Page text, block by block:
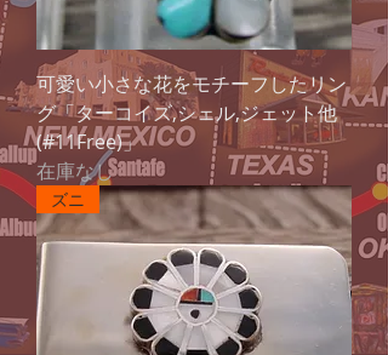
可愛い小さな花をモチーフしたリン
グ「ターコイズ,シェル,ジェット他
(#11Free)」
在庫なし
ズニ